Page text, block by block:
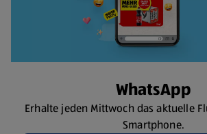
WhatsApp
Erhalte jeden Mittwoch das aktuelle
Smartphone.